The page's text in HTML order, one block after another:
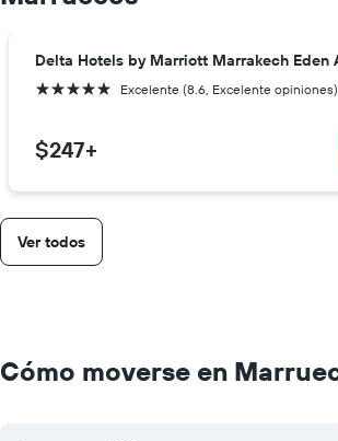
Delta Hotels by Marriott Marrakech Eden
5 estrellas Excelente (8.6, Excelente opiniones)
$247+
Ver todos
Cómo moverse en